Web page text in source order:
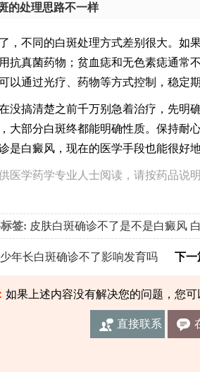
的处理思路不一样
，不同的白斑处理方式差别很大。如
抗真菌药物；贫血痣和无色素痣通常
以通过光疗、药物等方式控制，稳定
没搞清楚之前千万别急着治疗，先明
大部分白斑终都能明确性质。保持耐
是白癜风，现在的医学手段也能很好
医学药学专业人士阅读，请按药品说
签: 皮肤白斑确诊不了是不是白癜风
年长白斑确诊不了影响发育吗 下一
如果上述内容没有解决您的问题，您可
直接联系